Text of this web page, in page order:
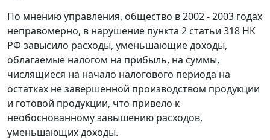
По мнению управления, общество в 2002 - 2003 годах
неправомерно, в нарушение пункта 2 статьи 318 НК
РФ завысило расходы, уменьшающие доходы,
облагаемые налогом на прибыль, на суммы,
числящиеся на начало налогового периода на
остатках не завершенной производством продукции
и готовой продукции, что привело к
необоснованному завышению расходов,
уменьшающих доходы.